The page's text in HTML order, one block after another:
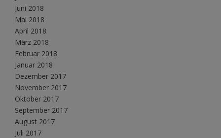
Juni 2018
Mai 2018
April 2018
März 2018
Februar 2018
Januar 2018
Dezember 2017
November 2017
Oktober 2017
September 2017
August 2017
Juli 2017